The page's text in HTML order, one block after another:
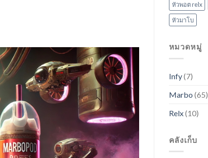
หัวพอต relx
หัวมาโบ
หมวดหมู่
Infy(7)
Marbo (65)
Relx(10)
คลังเก็บ